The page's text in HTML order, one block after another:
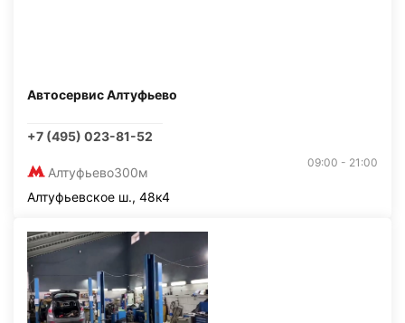
Автосервис Алтуфьево
+7 (495) 023-81-52
Алтуфьево300м
09:00 - 21:00
Алтуфьевское ш., 48к4